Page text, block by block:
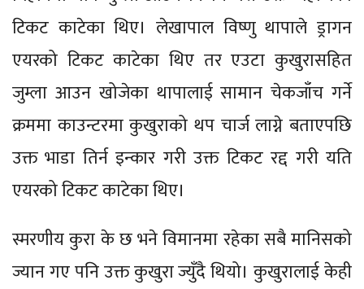
टिकट काटेका थिए। लेखापाल विष्णु थापाले ड्रागन
एयरको टिकट काटेका थिए तर एउटा कुखुरासहित
जुम्ला आउन खोजेका थापालाई सामान चेकजाँच गर्ने
क्रममा काउन्टरमा कुखुराको थप चार्ज लाग्ने बताएपछि
उक्त भाडा तिर्न इन्कार गरी उक्त टिकट रद्द गरी यति
एयरको टिकट काटेका थिए।
स्मरणीय कुरा के छ भने विमानमा रहेका सबै मानिसको
ज्यान गए पनि उक्त कुखुरा ज्युँदै थियो। कुखुरालाई केही